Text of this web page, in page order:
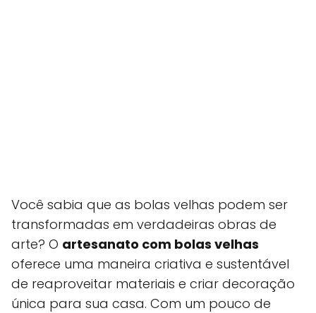
Você sabia que as bolas velhas podem ser
transformadas em verdadeiras obras de
arte? O artesanato com bolas velhas
oferece uma maneira criativa e sustentável
de reaproveitar materiais e criar decoração
única para sua casa. Com um pouco de